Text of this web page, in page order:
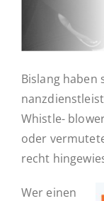
Bislang haben
Whistle-
oder
recht
Wer einen